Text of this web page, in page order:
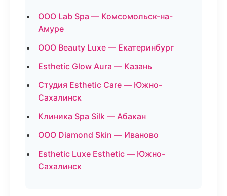
ООО Lab Spa — Комсомольск-на-
Амуре
ООО Beauty Luxe — Екатеринбург
Esthetic Glow Aura — Казань
Студия Esthetic Care — Южно-
Сахалинск
Клиника Spa Silk — Абакан
ООО Diamond Skin — Иваново
Esthetic Luxe Esthetic — Южно-
Сахалинск